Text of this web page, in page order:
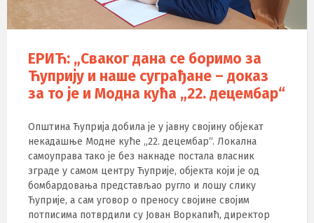
ЕРИЋ: „Сваког дана се боримо за
Ћуприју и наше суграђане – доказ
за то је и Модна кућа „22. децембар“
Општина Ћуприја добила је у јавну својину објекат
некадашње Модне куће „22. децембар“. Локална
самоуправа тако је без накнаде постала власник
зграде у самом центру Ћуприје, објекта који је од
бомбардовања представљао ругло и лошу слику
Ћуприје, а сам уговор о преносу својине својим
потписима потврдили су Јован Воркапић, директор